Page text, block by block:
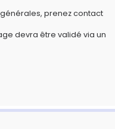
prenez contact
devra être validé via un